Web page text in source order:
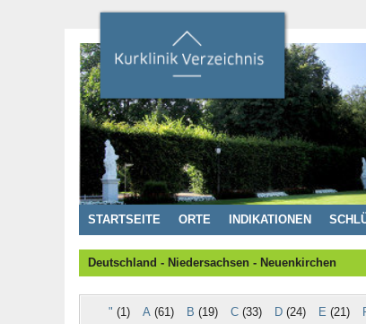
STARTSEITE ORTE INDIKATIONEN
Deutschland - Niedersachsen - Neuenkirchen
" (1) A(61) B (19) C(33) D(24) E (21)